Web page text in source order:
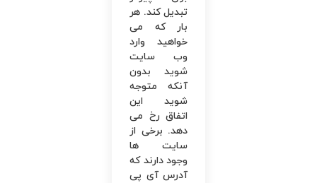
تبدیل کند. هر
بار که می
خواهید وارد
وب ‌سایت
شوید بدون
آنکه متوجه
شوید این
اتفاق رخ می
دهد. برخی از
سایت ‌ها
وجود دارند که
آدرس آی ‌پی